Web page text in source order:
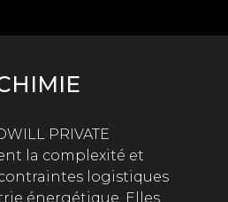
PRIVATE
la complexité et
logistiques
énergétique. Elles